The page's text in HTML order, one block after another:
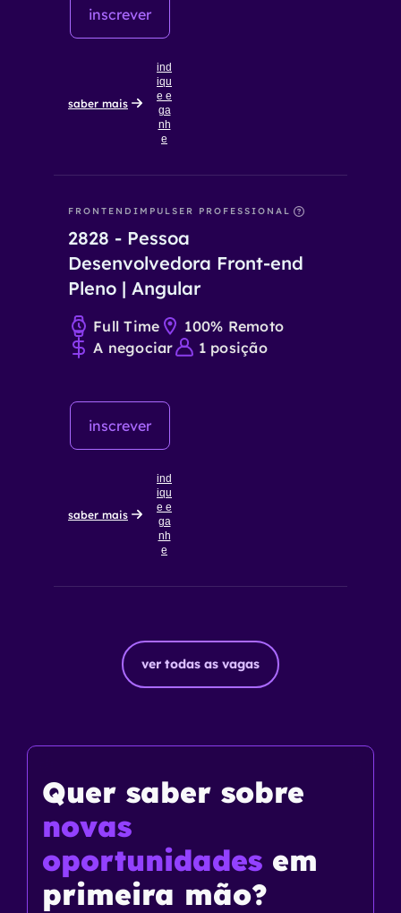
inscrever
saber mais
ind
iqu
e e
ga
nh
e
FRONTEND IMPULSER PROFESSIONAL
2828 - Pessoa
Desenvolvedora Front-end
Pleno | Angular
Full Time
100% Remoto
A negociar
1 posição
inscrever
saber mais
ind
iqu
e e
ga
nh
e
ver todas as vagas
Quer saber sobre
novas
oportunidades em
primeira mão?